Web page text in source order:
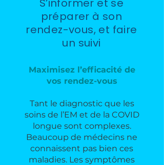
S’informer et se
préparer à son
rendez-vous, et faire
un suivi
Maximisez l’efficacité de
vos rendez-vous
Tant le diagnostic que les
soins de l’EM et de la COVID
longue sont complexes.
Beaucoup de médecins ne
connaissent pas bien ces
maladies. Les symptômes